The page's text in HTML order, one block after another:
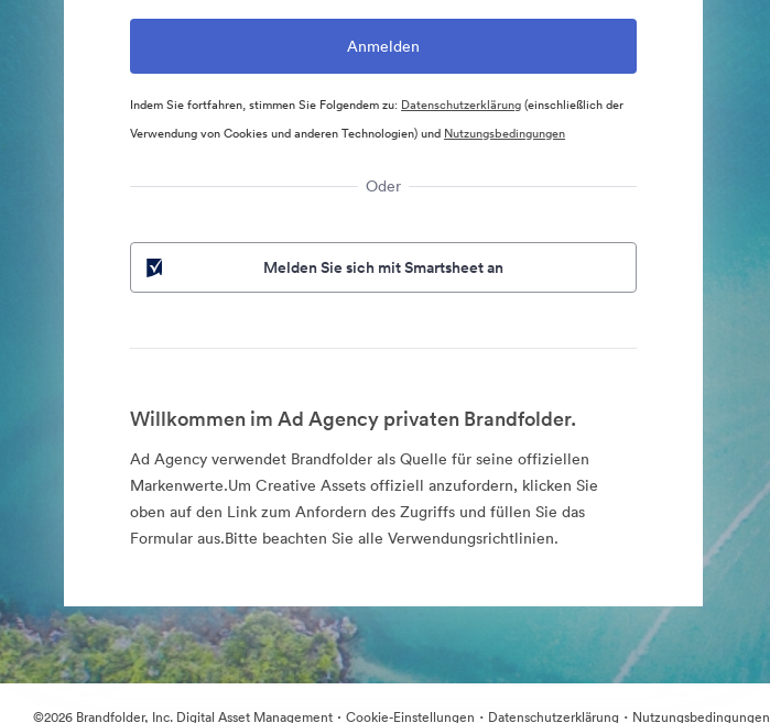
Indem Sie fortfahren, stimmen Sie Folgendem zu: Datenschutzerklärung(einschließlich der
Verwendung von Cookies und anderen Technologien) und Nutzungsbedingungen
Oder
Melden Sie sich mit Smartsheet an
Willkommen im Ad Agency privaten Brandfolder.
Ad Agency verwendet Brandfolder als Quelle für seine offiziellen
Markenwerte.Um Creative Assets offiziell anzufordern, klicken Sie
oben auf den Link zum Anfordern des Zugriffs und füllen Sie das
Formular aus.Bitte beachten Sie alle Verwendungsrichtlinien.
©2026 Brandfolder, Inc. Digital Asset Management · Cookie-Einstellungen · Datenschutzerklärung · Nutzungsbedingungen